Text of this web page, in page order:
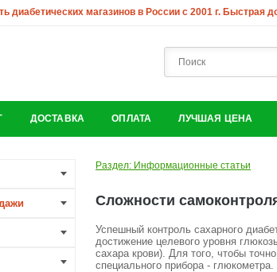
диабетических магазинов в России с 2001 г. Быстрая
ДОСТАВКА ОПЛАТА ЛУЧШАЯ ЦЕНА
Раздел: Информационные статьи
Сложности
Успешный контроль сахарного
достижение целевого уровня
сахара крови). Для того, чтобы
специального прибора - глюкометра.